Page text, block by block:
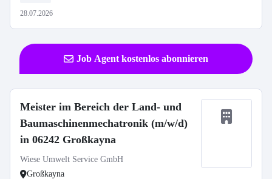
28.07.2026
Job Agent kostenlos abonnieren
Meister im Bereich der Land- und
Baumaschinenmechatronik (m/w/d)
in 06242 Großkayna
Wiese Umwelt Service GmbH
Großkayna